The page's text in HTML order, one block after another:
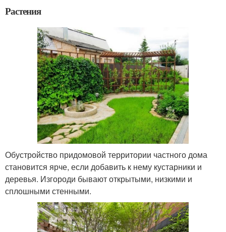
Растения
Обустройство придомовой территории частного дома
становится ярче, если добавить к нему кустарники и
деревья. Изгороди бывают открытыми, низкими и
сплошными стенными.